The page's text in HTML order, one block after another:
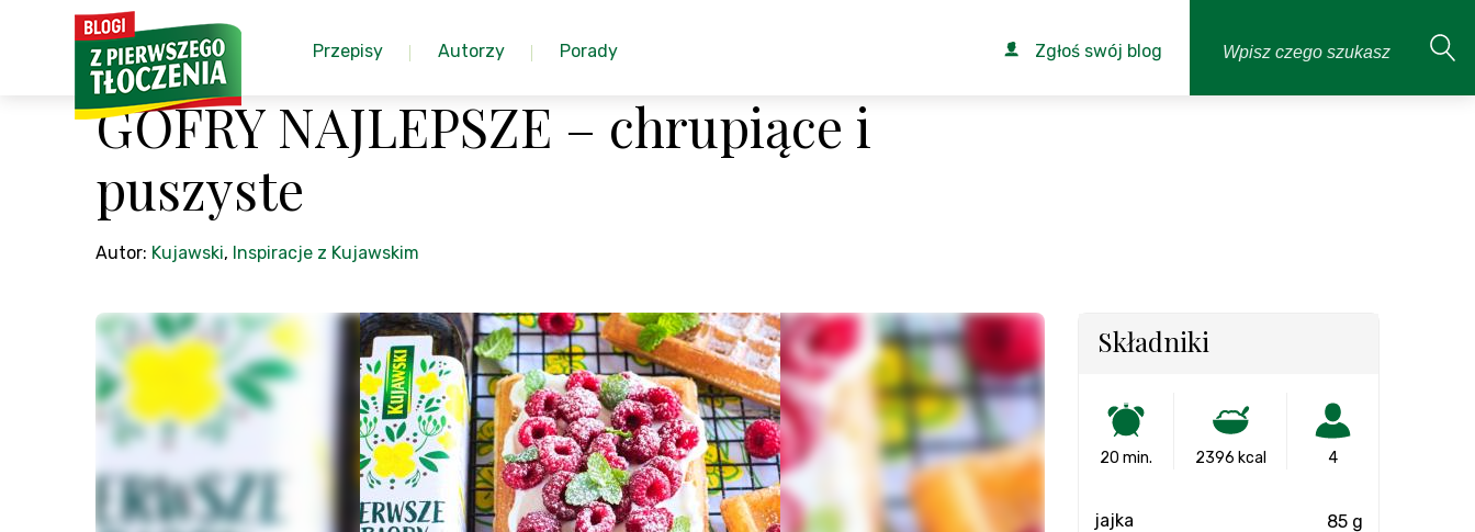
Przepisy Autorzy Porady Zgłoś swój blog
GOFRY NAJLEPSZE – chrupiące i
puszyste
Autor: Kujawski, Inspiracje z Kujawskim
Składniki
20 min. 2396 kcal 4
jajka 85 g